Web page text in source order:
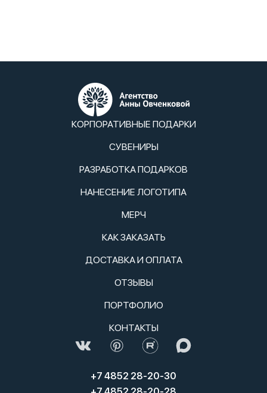
КОРПОРАТИВНЫЕ ПОДАРКИ
СУВЕНИРЫ
РАЗРАБОТКА ПОДАРКОВ
НАНЕСЕНИЕ ЛОГОТИПА
МЕРЧ
КАК ЗАКАЗАТЬ
ДОСТАВКА И ОПЛАТА
ОТЗЫВЫ
ПОРТФОЛИО
КОНТАКТЫ
+7 4852 28-20-30